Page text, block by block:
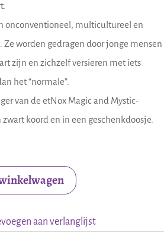
onconventioneel, multicultureel en
worden gedragen door jonge mensen
zijn en zichzelf versieren met iets
het “normale”.
van de etNox Magic and Mystic-
koord en in een geschenkdoosje.
aan verlanglijst